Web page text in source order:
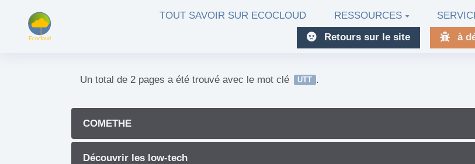
Aller au contenu principal TOUT SAVOIR SUR ECOCLOUD RESSOURCES
Retours sur le site
à
Un total de 2 pages a été trouvé avec le mot clé UTT .
COMETHE
Découvrir les low-tech